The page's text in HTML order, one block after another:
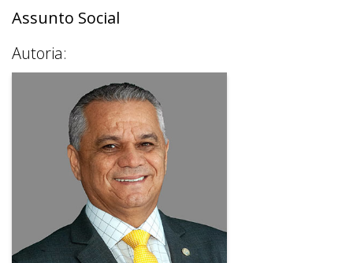
Assunto Social
Autoria: